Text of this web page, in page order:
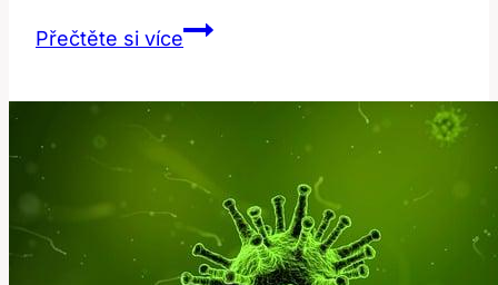
Přečtěte si víceImpressive:
kdy
slovo
použít?